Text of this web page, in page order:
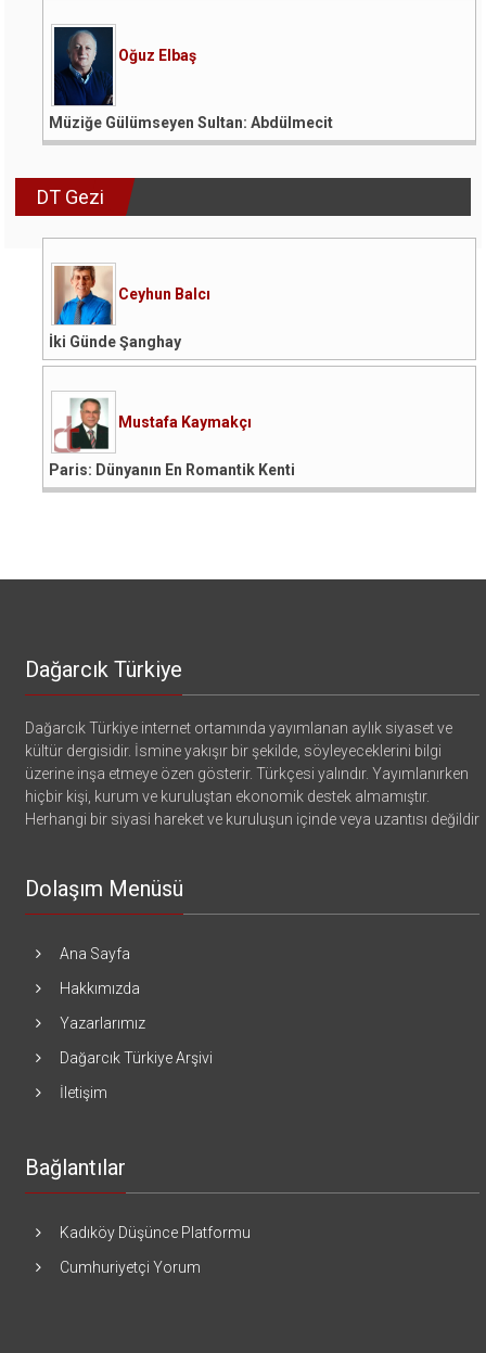
Oğuz Elbaş
Müziğe Gülümseyen Sultan: Abdülmecit
DT Gezi
Ceyhun Balcı
İki Günde Şanghay
Mustafa Kaymakçı
Paris: Dünyanın En Romantik Kenti
Dağarcık Türkiye
Dağarcık Türkiye internet ortamında yayımlanan aylık siyaset ve
kültür dergisidir. İsmine yakışır bir şekilde, söyleyeceklerini bilgi
üzerine inşa etmeye özen gösterir. Türkçesi yalındır. Yayımlanırken
hiçbir kişi, kurum ve kuruluştan ekonomik destek almamıştır.
Herhangi bir siyasi hareket ve kuruluşun içinde veya uzantısı değildir
Dolaşım Menüsü
Ana Sayfa
Hakkımızda
Yazarlarımız
Dağarcık Türkiye Arşivi
İletişim
Bağlantılar
Kadıköy Düşünce Platformu
Cumhuriyetçi Yorum